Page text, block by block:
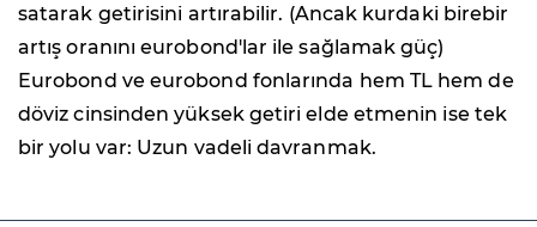
satarak getirisini artırabilir. (Ancak kurdaki birebir
artış oranını eurobond'lar ile sağlamak güç)
Eurobond ve eurobond fonlarında hem TL hem de
döviz cinsinden yüksek getiri elde etmenin ise tek
bir yolu var: Uzun vadeli davranmak.